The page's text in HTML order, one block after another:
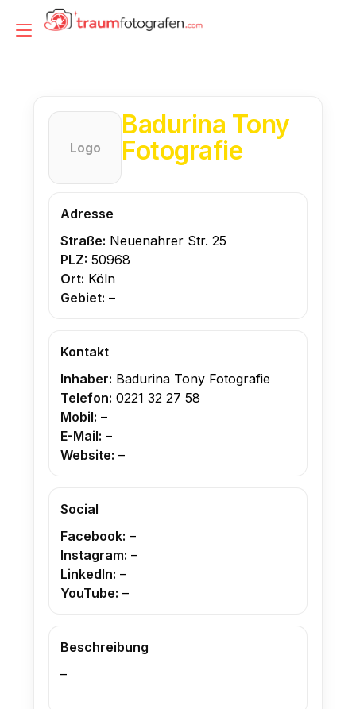
InhaltNavigation
Logo
Badurina Tony
Fotografie
Adresse
Straße: Neuenahrer Str. 25
PLZ: 50968
Ort: Köln
Gebiet: –
Kontakt
Inhaber: Badurina Tony Fotografie
Telefon: 0221 32 27 58
Mobil: –
E-Mail: –
Website: –
Social
Facebook: –
Instagram: –
LinkedIn: –
YouTube: –
Beschreibung
–